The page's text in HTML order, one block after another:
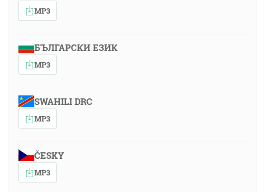
MP3
БЪЛГАРСКИ ЕЗИК
MP3
SWAHILI DRC
MP3
ČESKY
MP3